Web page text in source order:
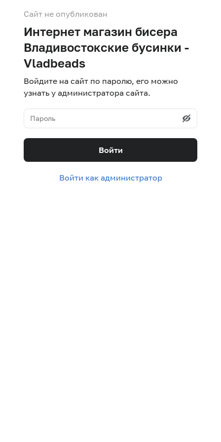
Сайт не опубликован
Интернет магазин бисера
Владивостокские бусинки -
Vladbeads
Войдите на сайт по паролю, его можно
узнать у администратора сайта.
Войти
Войти как администратор